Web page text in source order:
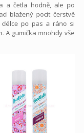
a četla hodně, ale po
blažený pocit čerstvě
délce po pas a ráno si
A gumička mnohdy vše